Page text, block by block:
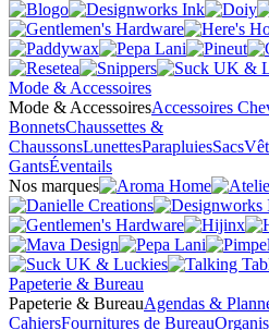
Mode & Accessoires
Mode & AccessoiresAccessoires
BonnetsChaussettes &
ChaussonsLunettesParapluiesSacs
GantsÉventails
Nos marques
Papeterie & Bureau
Papeterie & BureauAgendas &
CahiersFournitures de Bureau